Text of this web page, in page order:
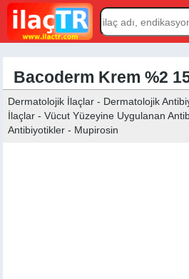
Bacoderm Krem %2
Dermatolojik İlaçlar - Dermatolojik
İlaçlar - Vücut Yüzeyine Uygulanan
Antibiyotikler - Mupirosin